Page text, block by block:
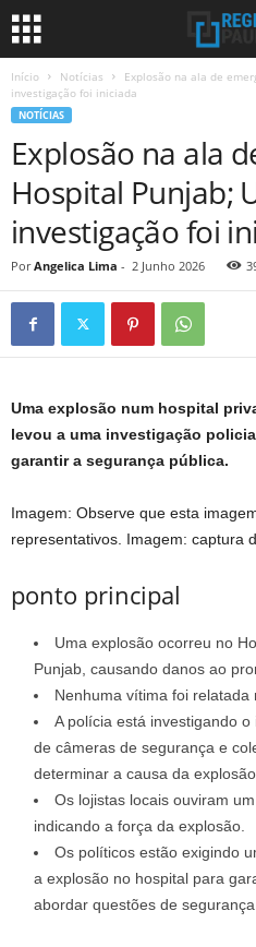
Início Notícias
Explosão na ala de
investigação foi iniciada
NOTÍCIAS
Explosão na ala
Hospital Punjab;
investigação foi
Por Angelica Lima - 2 Junho 2026
Uma explosão num hospital
levou a uma investigação
garantir a segurança pública.
Imagem: Observe que esta
representativos. Imagem: captura
ponto principal
Uma explosão ocorreu no
Punjab, causando danos ao
Nenhuma vítima foi relatada
A polícia está investigando
de câmeras de segurança e
determinar a causa da explosão.
Os lojistas locais ouviram
indicando a força da explosão.
Os políticos estão exigindo
a explosão no hospital para
abordar questões de segurança.